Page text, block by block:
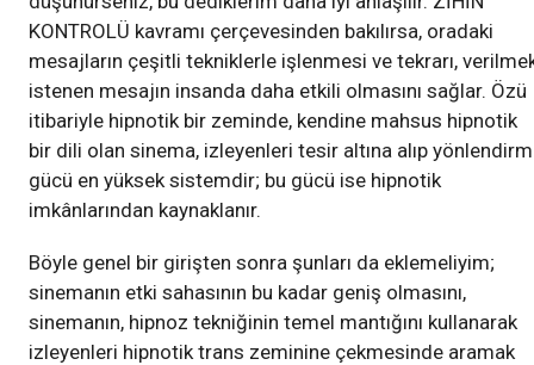
KONTROLÜ kavramı çerçevesinden bakılırsa, oradaki
mesajların çeşitli tekniklerle işlenmesi ve tekrarı,
istenen mesajın insanda daha etkili olmasını sağlar. Özü
itibariyle hipnotik bir zeminde, kendine mahsus hipnotik
bir dili olan sinema, izleyenleri tesir altına alıp
gücü en yüksek sistemdir; bu gücü ise hipnotik
imkânlarından kaynaklanır.
Böyle genel bir girişten sonra şunları da eklemeliyim;
sinemanın etki sahasının bu kadar geniş olmasını,
sinemanın, hipnoz tekniğinin temel mantığını kullanarak
izleyenleri hipnotik trans zeminine çekmesinde aramak